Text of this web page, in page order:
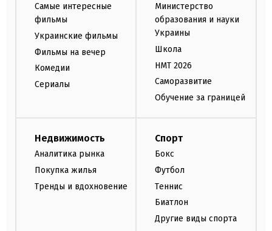
Самые интересные
фильмы
Украинские фильмы
Фильмы на вечер
Комедии
Сериалы
Министерство
образования и науки
Украины
Школа
НМТ 2026
Саморазвитие
Обучение за границей
Недвижимость
Аналитика рынка
Покупка жилья
Тренды и вдохновение
Спорт
Бокс
Футбол
Теннис
Биатлон
Другие виды спорта